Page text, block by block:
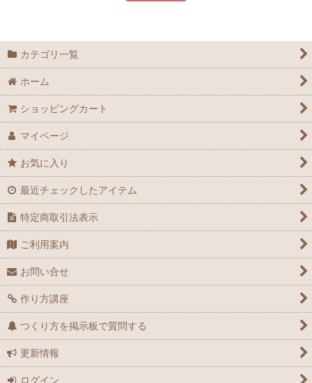
カテゴリ一覧
ホーム
ショッピングカート
マイページ
お気に入り
最近チェックしたアイテム
特定商取引法表示
ご利用案内
お問い合せ
作り方講座
つくり方を掲示板で質問する
更新情報
ログイン